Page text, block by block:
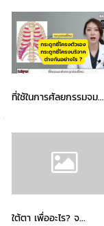
ที่ใช้ในการศัลยกรรมจม...
ใต้ตา เพื่ออะไร? จ...